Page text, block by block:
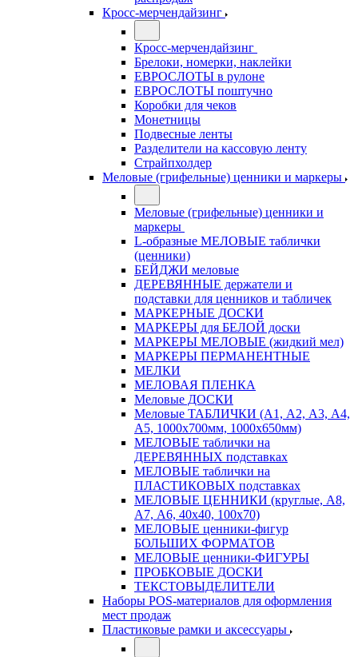
Кросс-мерчендайзинг
Кросс-мерчендайзинг
Брелоки, номерки, наклейки
ЕВРОСЛОТЫ в рулоне
ЕВРОСЛОТЫ поштучно
Коробки для чеков
Монетницы
Подвесные ленты
Разделители на кассовую ленту
Страйпхолдер
Меловые (грифельные) ценники и маркеры
Меловые (грифельные) ценники и
маркеры
L-образные МЕЛОВЫЕ таблички
(ценники)
БЕЙДЖИ меловые
ДЕРЕВЯННЫЕ держатели и
подставки для ценников и табличек
МАРКЕРНЫЕ ДОСКИ
МАРКЕРЫ для БЕЛОЙ доски
МАРКЕРЫ МЕЛОВЫЕ (жидкий мел)
МАРКЕРЫ ПЕРМАНЕНТНЫЕ
МЕЛКИ
МЕЛОВАЯ ПЛЕНКА
Меловые ДОСКИ
Меловые ТАБЛИЧКИ (А1, А2, А3, А4,
А5, 1000х700мм, 1000х650мм)
МЕЛОВЫЕ таблички на
ДЕРЕВЯННЫХ подставках
МЕЛОВЫЕ таблички на
ПЛАСТИКОВЫХ подставках
МЕЛОВЫЕ ЦЕННИКИ (круглые, А8,
А7, А6, 40х40, 100х70)
МЕЛОВЫЕ ценники-фигур
БОЛЬШИХ ФОРМАТОВ
МЕЛОВЫЕ ценники-ФИГУРЫ
ПРОБКОВЫЕ ДОСКИ
ТЕКСТОВЫДЕЛИТЕЛИ
Наборы POS-материалов для оформления
мест продаж
Пластиковые рамки и аксессуары